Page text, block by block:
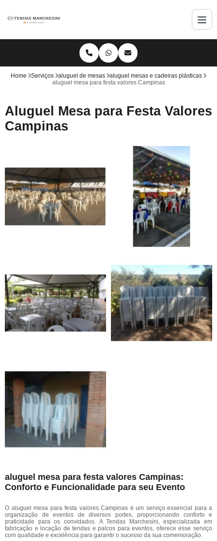
Home Serviços aluguel de mesas
aluguel mesas e cadeiras plásticas
aluguel mesa para festa valores Campinas
Aluguel Mesa para Festa Valores
Campinas
aluguel mesa para festa valores Campinas:
Conforto e Funcionalidade para seu Evento
O aluguel mesa para festa valores Campinas é um serviço essencial para a
organização de eventos de diversos portes, proporcionando conforto e
praticidade para os convidados. A Tendas Marchesini, especializada em
fabricação e locação de tendas e palcos para eventos, oferece esse serviço
com qualidade e excelência para garantir o sucesso da sua comemoração.